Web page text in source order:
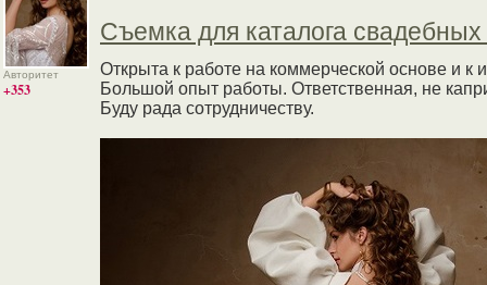
Авторитет
+353
Съемка для каталога свадебных
Открыта к работе на коммерческой основе и к
Большой опыт работы. Ответственная, не
Буду рада сотрудничеству.